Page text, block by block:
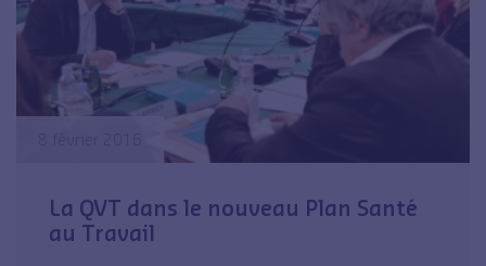
La QVT dans le nouveau Plan Santé
au Travail